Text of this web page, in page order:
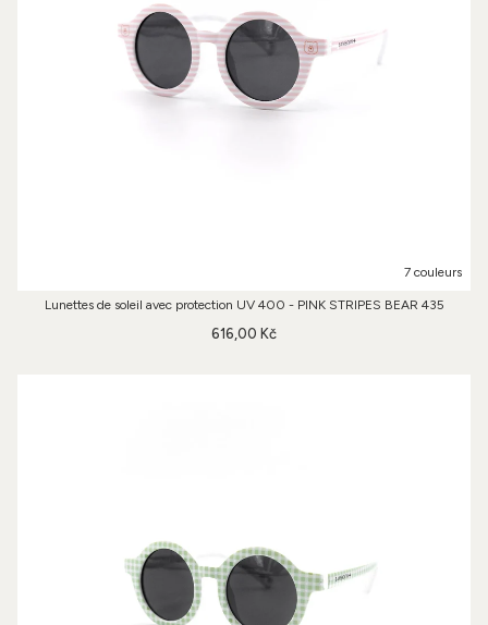
7 couleurs
Lunettes de soleil avec protection UV 400 - PINK STRIPES BEAR 435
616,00 Kč